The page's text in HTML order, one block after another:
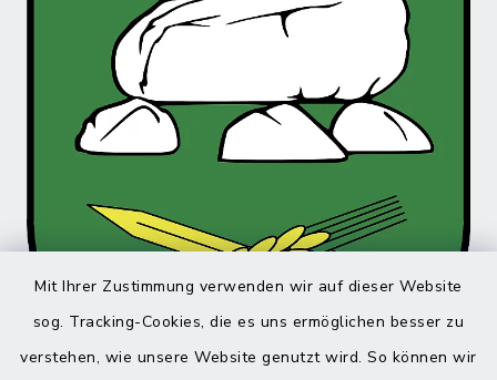
Mit Ihrer Zustimmung verwenden wir auf dieser Website
sog. Tracking-Cookies, die es uns ermöglichen besser zu
verstehen, wie unsere Website genutzt wird. So können wir